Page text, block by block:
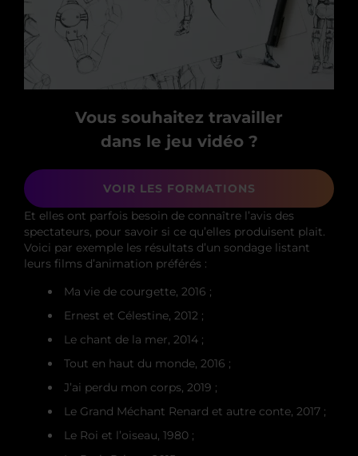
Vous souhaitez travailler
dans le jeu vidéo ?
VOIR LES FORMATIONS
Et elles ont parfois besoin de connaître l’avis des
spectateurs, pour savoir si ce qu’elles produisent plait.
Voici par exemple les résultats d’un sondage listant
leurs films d’animation préférés :
Ma vie de courgette, 2016 ;
Ernest et Célestine, 2012 ;
Le chant de la mer, 2014 ;
Tout en haut du monde, 2016 ;
J’ai perdu mon corps, 2019 ;
Le Grand Méchant Renard et autre conte, 2017 ;
Le Roi et l’oiseau, 1980 ;